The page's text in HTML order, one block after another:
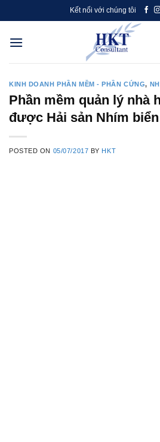
to
content
Kết nối với chúng tôi
KINH DOANH PHẦN MỀM - PHẦN CỨNG,
Phần mềm quản lý nhà
được Hải sản Nhím
POSTED ON 05/07/2017 BY HKT